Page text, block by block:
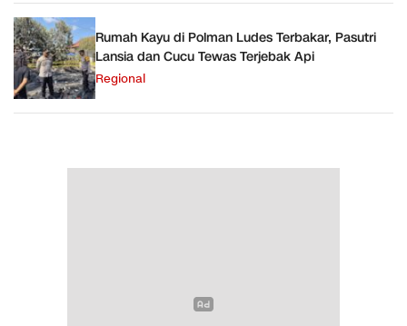
Rumah Kayu di Polman Ludes Terbakar, Pasutri
Lansia dan Cucu Tewas Terjebak Api
Regional